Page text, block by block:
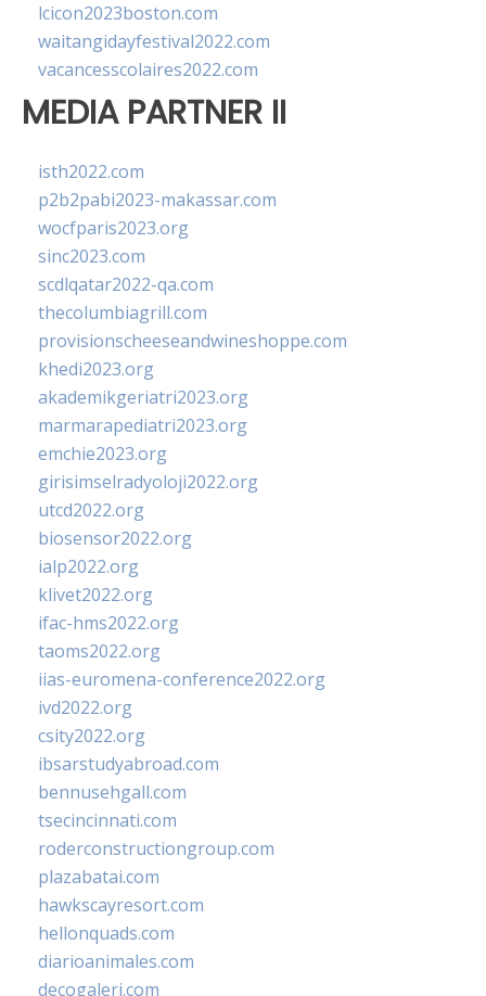
lcicon2023boston.com
waitangidayfestival2022.com
vacancesscolaires2022.com
MEDIA PARTNER II
isth2022.com
p2b2pabi2023-makassar.com
wocfparis2023.org
sinc2023.com
scdlqatar2022-qa.com
thecolumbiagrill.com
provisionscheeseandwineshoppe.com
khedi2023.org
akademikgeriatri2023.org
marmarapediatri2023.org
emchie2023.org
girisimselradyoloji2022.org
utcd2022.org
biosensor2022.org
ialp2022.org
klivet2022.org
ifac-hms2022.org
taoms2022.org
iias-euromena-conference2022.org
ivd2022.org
csity2022.org
ibsarstudyabroad.com
bennusehgall.com
tsecincinnati.com
roderconstructiongroup.com
plazabatai.com
hawkscayresort.com
hellonquads.com
diarioanimales.com
decogaleri.com